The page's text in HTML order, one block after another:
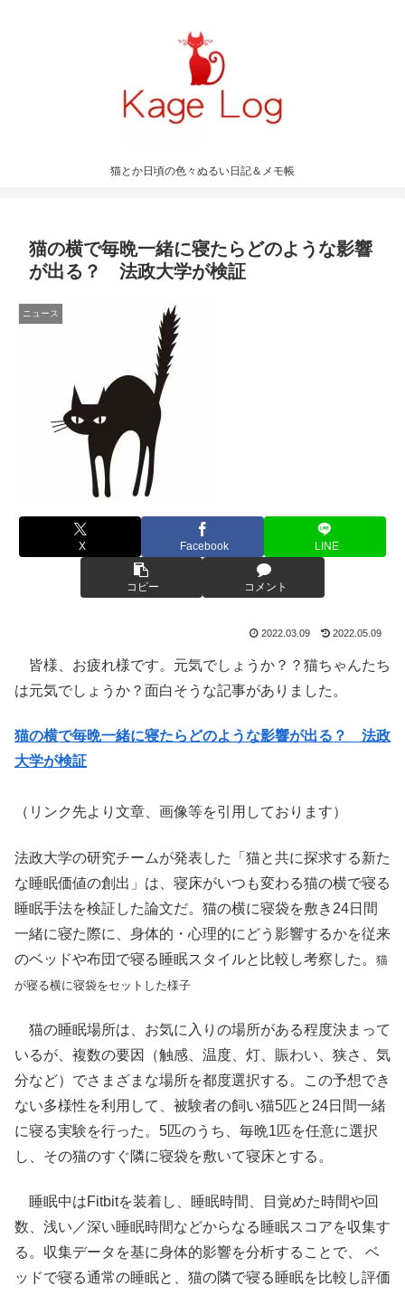
猫とか日頃の色々ぬるい日記＆メモ帳
猫の横で毎晩一緒に寝たらどのような影響
が出る？ 法政大学が検証
ニュース
X Facebook LINE
コピー コメント
2022.03.09 2022.05.09
皆様、お疲れ様です。元気でしょうか？？猫ちゃんたち
は元気でしょうか？面白そうな記事がありました。
猫の横で毎晩一緒に寝たらどのような影響が出る？ 法政
大学が検証
（リンク先より文章、画像等を引用しております）
法政大学の研究チームが発表した「猫と共に探求する新た
な睡眠価値の創出」は、寝床がいつも変わる猫の横で寝る
睡眠手法を検証した論文だ。猫の横に寝袋を敷き24日間
一緒に寝た際に、身体的・心理的にどう影響するかを従来
のベッドや布団で寝る睡眠スタイルと比較し考察した。 猫
が寝る横に寝袋をセットした様子
猫の睡眠場所は、お気に入りの場所がある程度決まって
いるが、複数の要因（触感、温度、灯、賑わい、狭さ、気
分など）でさまざまな場所を都度選択する。この予想でき
ない多様性を利用して、被験者の飼い猫5匹と24日間一緒
に寝る実験を行った。5匹のうち、毎晩1匹を任意に選択
し、その猫のすぐ隣に寝袋を敷いて寝床とする。
睡眠中はFitbitを装着し、睡眠時間、目覚めた時間や回
数、浅い／深い睡眠時間などからなる睡眠スコアを収集す
る。収集データを基に身体的影響を分析することで、 ベ
ッドで寝る通常の睡眠と、猫の隣で寝る睡眠を比較し評価